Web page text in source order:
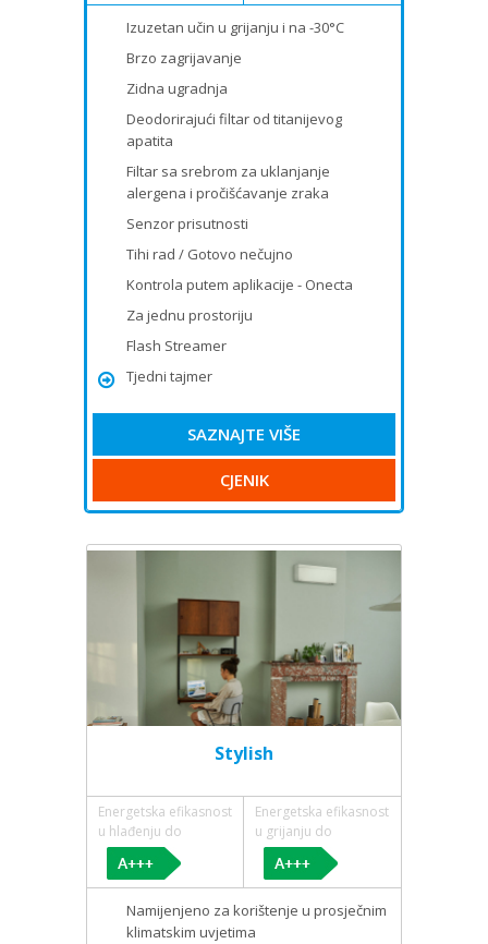
Izuzetan učin u grijanju i na -30°C
Brzo zagrijavanje
Zidna ugradnja
Deodorirajući filtar od titanijevog
apatita
Filtar sa srebrom za uklanjanje
alergena i pročišćavanje zraka
Senzor prisutnosti
Tihi rad / Gotovo nečujno
Kontrola putem aplikacije - Onecta
Za jednu prostoriju
Flash Streamer
Tjedni tajmer
SAZNAJTE VIŠE
CJENIK
Stylish
Energetska efikasnost
u hlađenju do
Energetska efikasnost
u grijanju do
Namijenjeno za korištenje u prosječnim
klimatskim uvjetima